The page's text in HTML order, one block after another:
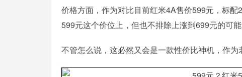
价格方面，作为对比目前红米4A售价599元，标
599元这个价位上，但也不排除上涨到699元的可能
不管怎么说，这必然又会是一款性价比神机，作为